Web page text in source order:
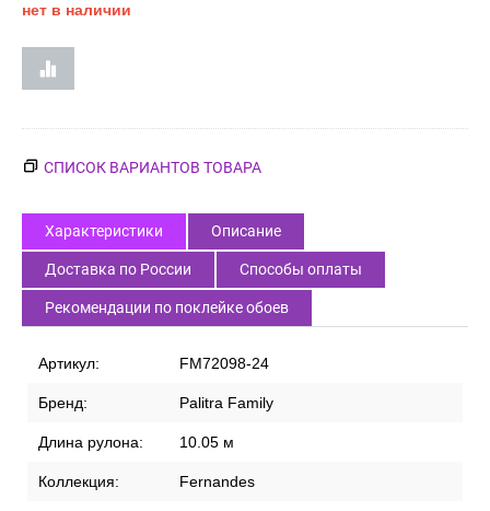
нет в наличии
СПИСОК ВАРИАНТОВ ТОВАРА
Характеристики Описание
Доставка по России Способы оплаты
Рекомендации по поклейке обоев
Артикул: FM72098-24
Бренд: Palitra Family
Длина рулона: 10.05 м
Коллекция: Fernandes